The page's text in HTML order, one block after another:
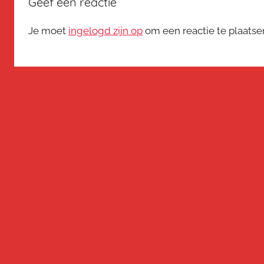
Je moet ingelogd zijn op om een reactie te